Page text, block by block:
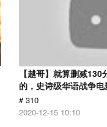
【越哥】就算删减
的，史诗级华语战争电
# 310
2020-12-15 10:10